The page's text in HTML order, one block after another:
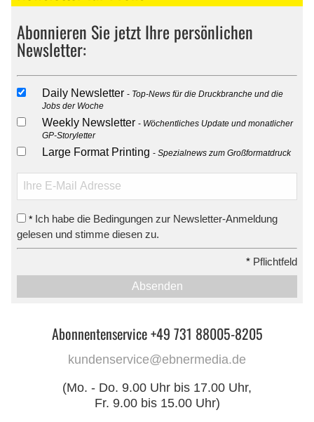
Abonnieren Sie jetzt Ihre persönlichen
Newsletter:
Daily Newsletter
Top-News für die Druckbranche und die
Jobs der Woche
Weekly Newsletter
Wöchentliches Update und monatlicher
GP-Storyletter
Large Format Printing Spezialnews zum Großformatdruck
* Ich habe die Bedingungen zur Newsletter-Anmeldung
gelesen und stimme diesen zu.
* Pflichtfeld
Absenden
Abonnentenservice +49 731 88005-8205
kundenservice@ebnermedia.de
(Mo. - Do. 9.00 Uhr bis 17.00 Uhr,
Fr. 9.00 bis 15.00 Uhr)